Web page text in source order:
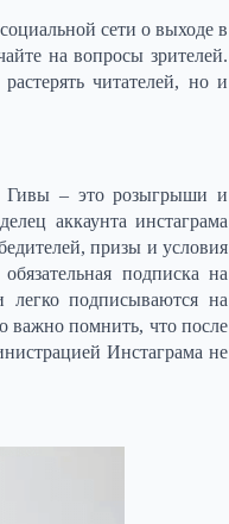
сети о выходе в
на вопросы зрителей.
читателей, но и
Гивы – это розыгрыши и
аккаунта инстаграма
призы и условия
подписка на
подписываются на
важно помнить, что после
Инстаграма не